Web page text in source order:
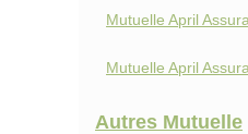
Mutuelle April
Mutuelle April
Autres Mutuelle